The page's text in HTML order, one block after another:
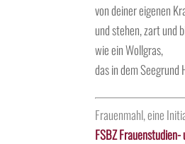
von deiner eigenen
und stehen, zart und
wie ein Wollgras,
das in dem
Frauenmahl, eine
FSBZ